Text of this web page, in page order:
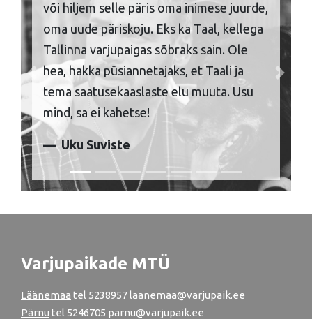
või hiljem selle päris oma inimese juurde,
oma uude päriskoju. Eks ka Taal, kellega
Tallinna varjupaigas sõbraks sain. Ole
hea, hakka püsiannetajaks, et Taali ja
tema saatusekaaslaste elu muuta. Usu
mind, sa ei kahetse!
Uku Suviste
Previous Next
Varjupaikade MTÜ
Läänemaa tel 5238957 laanemaa@varjupaik.ee
Pärnu tel 5246705 parnu@varjupaik.ee